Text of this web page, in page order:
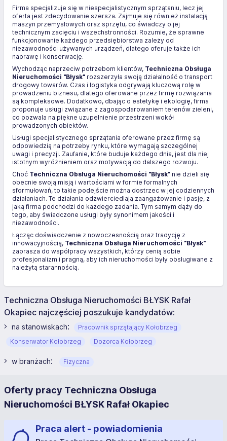
Firma specjalizuje się w niespecjalistycznym sprzątaniu, lecz jej
oferta jest zdecydowanie szersza. Zajmuje się również instalacją
maszyn przemysłowych oraz sprzętu, co świadczy o jej
technicznym zacięciu i wszechstronności. Rozumie, że sprawne
funkcjonowanie każdego przedsiębiorstwa zależy od
niezawodności używanych urządzeń, dlatego oferuje także ich
naprawę i konserwację.
Wychodząc naprzeciw potrzebom klientów, Techniczna Obsługa
Nieruchomości "Błysk" rozszerzyła swoją działalność o transport
drogowy towarów. Czas i logistyka odgrywają kluczową rolę w
prowadzeniu biznesu, dlatego oferowane przez firmę rozwiązania
są kompleksowe. Dodatkowo, dbając o estetykę i ekologię, firma
proponuje usługi związane z zagospodarowaniem terenów zieleni,
co pozwala na piękne uzupełnienie przestrzeni wokół
prowadzonych obiektów.
Usługi specjalistycznego sprzątania oferowane przez firmę są
odpowiedzią na potrzeby rynku, które wymagają szczególnej
uwagi i precyzji. Zaufanie, które buduje każdego dnia, jest dla niej
istotnym wyróżnieniem oraz motywacją do dalszego rozwoju.
Choć Techniczna Obsługa Nieruchomości "Błysk" nie dzieli się
obecnie swoją misją i wartościami w formie formalnych
sformułowań, to takie podejście można dostrzec w jej codziennych
działaniach. Te działania odzwierciedlają zaangażowanie i pasję, z
jaką firma podchodzi do każdego zadania. Tym samym dąży do
tego, aby świadczone usługi były synonimem jakości i
niezawodności.
Łącząc doświadczenie z nowoczesnością oraz tradycję z
innowacyjnością, Techniczna Obsługa Nieruchomości "Błysk"
zaprasza do współpracy wszystkich, którzy cenią sobie
profesjonalizm i pragną, aby ich nieruchomości były obsługiwane z
należytą starannością.
Techniczna Obsługa Nieruchomości BŁYSK Rafał
Okapiec najczęściej poszukuje kandydatów:
na stanowiskach:
Pracownik sprzątający Kołobrzeg
Konserwator Kołobrzeg
Dozorca Kołobrzeg
w branżach: Fizyczna
Oferty pracy Techniczna Obsługa
Nieruchomości BŁYSK Rafał Okapiec
Praca alert - powiadomienia